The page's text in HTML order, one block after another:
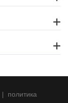
| политика